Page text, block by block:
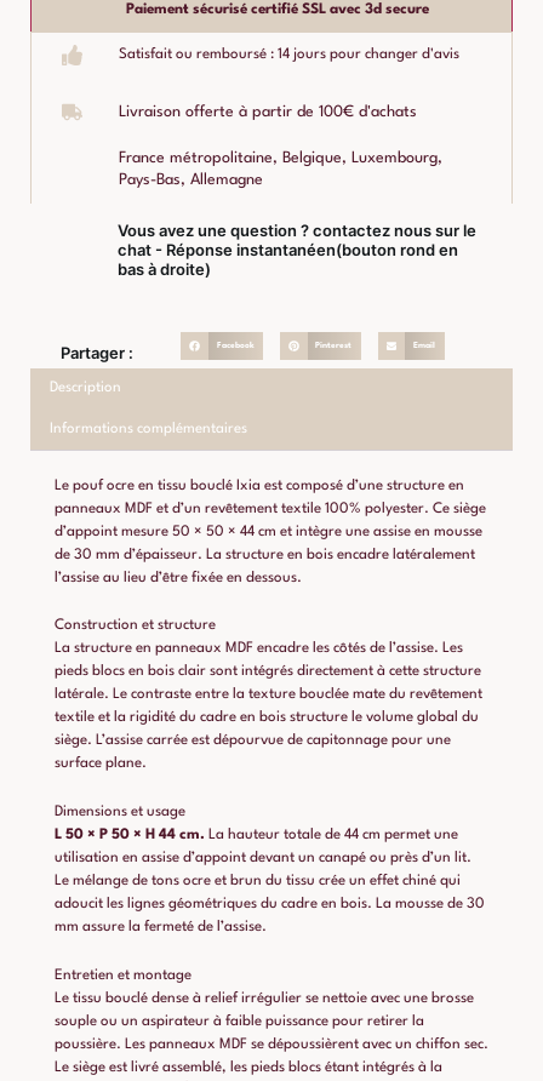
Paiement sécurisé certifié SSL avec 3d secure
Satisfait ou remboursé : 14 jours pour changer d'avis
Livraison offerte à partir de 100€ d'achats
France métropolitaine, Belgique, Luxembourg,
Pays-Bas, Allemagne
Vous avez une question ? contactez nous sur le
chat - Réponse instantanéen(bouton rond en
bas à droite)
Partager : Facebook Pinterest Email
Description
Informations complémentaires
Le pouf ocre en tissu bouclé Ixia est composé d’une structure en
panneaux MDF et d’un revêtement textile 100% polyester. Ce siège
d’appoint mesure 50 × 50 × 44 cm et intègre une assise en mousse
de 30 mm d’épaisseur. La structure en bois encadre latéralement
l’assise au lieu d’être fixée en dessous.
Construction et structure
La structure en panneaux MDF encadre les côtés de l’assise. Les
pieds blocs en bois clair sont intégrés directement à cette structure
latérale. Le contraste entre la texture bouclée mate du revêtement
textile et la rigidité du cadre en bois structure le volume global du
siège. L’assise carrée est dépourvue de capitonnage pour une
surface plane.
Dimensions et usage
L 50 × P 50 × H 44 cm. La hauteur totale de 44 cm permet une
utilisation en assise d’appoint devant un canapé ou près d’un lit.
Le mélange de tons ocre et brun du tissu crée un effet chiné qui
adoucit les lignes géométriques du cadre en bois. La mousse de 30
mm assure la fermeté de l’assise.
Entretien et montage
Le tissu bouclé dense à relief irrégulier se nettoie avec une brosse
souple ou un aspirateur à faible puissance pour retirer la
poussière. Les panneaux MDF se dépoussièrent avec un chiffon sec.
Le siège est livré assemblé, les pieds blocs étant intégrés à la